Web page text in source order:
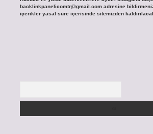
backlinkpanelicomtr@gmail.comadresine
içerikler yasal süre içerisinde sitemizden